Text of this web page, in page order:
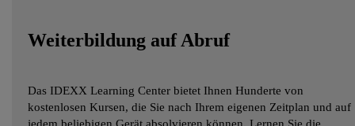
Weiterbildung auf Abruf
Das IDEXX Learning Center bietet Ihnen Hunderte von
kostenlosen Kursen, die Sie nach Ihrem eigenen Zeitplan und auf